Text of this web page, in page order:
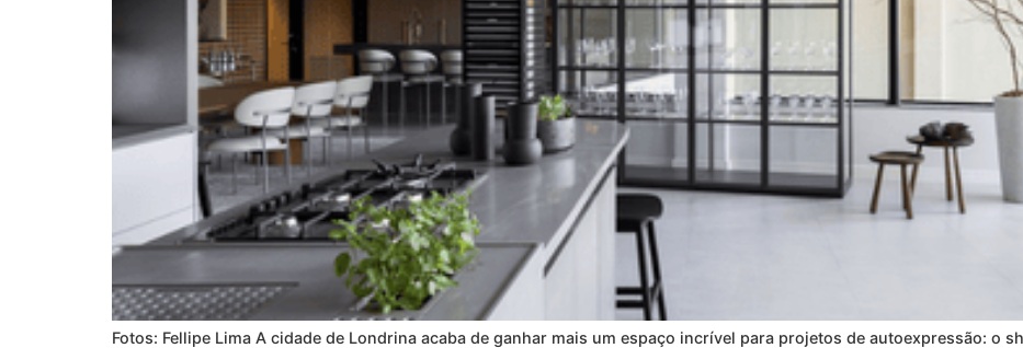
Fotos: Fellipe Lima A cidade de Londrina acaba de ganhar mais um espaço incrível para projetos de autoexpressão: o